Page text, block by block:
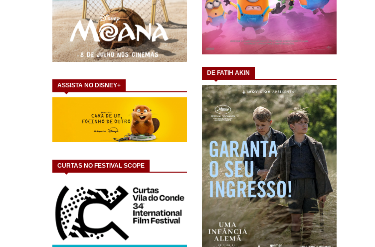
ASSISTA NO DISNEY+
CURTAS NO FESTIVAL SCOPE
DE FATIH AKIN